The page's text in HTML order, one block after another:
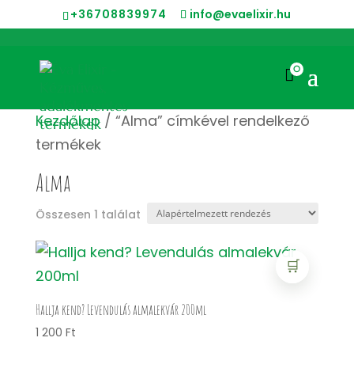
+36708839974 info@evaelixir.hu
0
Kezdőlap/ “Alma” címkével rendelkező
termékek
Alma
Összesen 1 találat
🛒
Hallja kend? Levendulás almalekvár 200ml
1 200 Ft